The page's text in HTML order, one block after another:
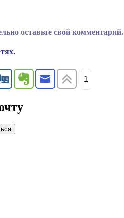
оставьте свой комментарий.
1